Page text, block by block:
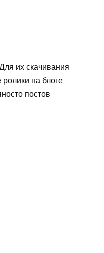
их скачивания
на блоге
постов